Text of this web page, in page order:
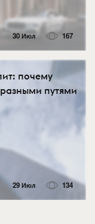
30 Июл 167
почему
путями
29 Июл 134